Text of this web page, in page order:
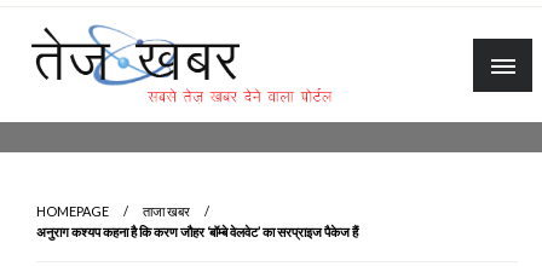
Skip
content
HOMEPAGE
ताजा खबर
अनुराग कश्यप कहना है कि करण जौहर ‘बॉम्बे वेलवेट’ का सरप्राइज पैकेज हैं